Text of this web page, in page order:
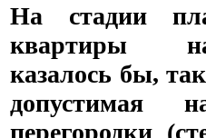
На стадии
квартиры
казалось бы,
допустимая
перегородки